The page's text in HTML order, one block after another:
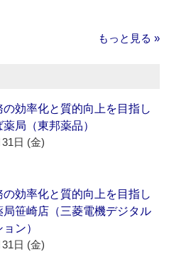
もっと見る »
の効率化と質的向上を目指し
局（東邦薬品）
日 (金)
の効率化と質的向上を目指し
局笹崎店（三菱電機デジタル
ン）
日 (金)